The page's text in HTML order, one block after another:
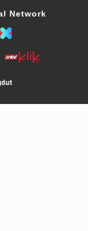
Network